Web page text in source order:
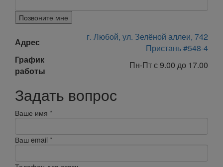
Позвоните мне
Адрес
г. Любой, ул. Зелёной аллеи, 742
Пристань #548-4
График
работы
Пн-Пт с 9.00 до 17.00
Задать вопрос
Ваше имя *
Ваш email *